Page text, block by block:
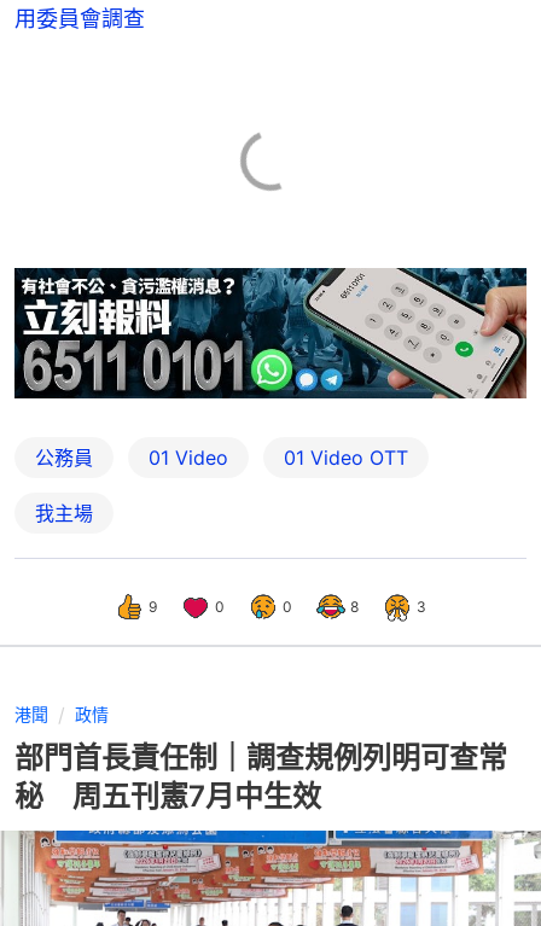
用委員會調查
公務員 01 Video 01‌ ‌Video‌ ‌OTT
我主場
9 0 0 8 3
港聞 政情
部門首長責任制｜調查規例列明可查常
秘 周五刊憲7月中生效